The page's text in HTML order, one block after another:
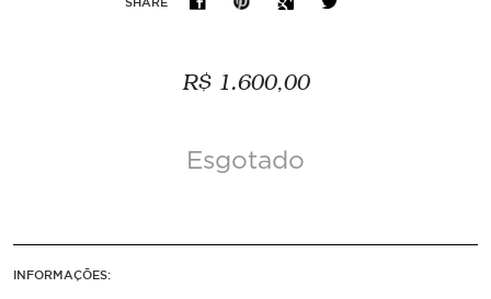
R$ 1.600,00
Esgotado
INFORMAÇÕES: